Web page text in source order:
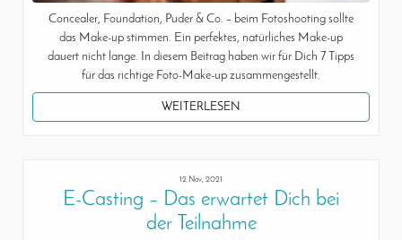
Concealer, Foundation, Puder & Co. – beim Fotoshooting sollte
das Make-up stimmen. Ein perfektes, natürliches Make-up
dauert nicht lange. In diesem Beitrag haben wir für Dich 7 Tipps
für das richtige Foto-Make-up zusammengestellt.
WEITERLESEN
12 Nov, 2021
E-Casting – Das erwartet Dich bei
der Teilnahme